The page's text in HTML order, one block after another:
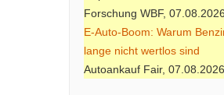
Forschung WBF, 07.08.2026
E-Auto-Boom: Warum
lange nicht wertlos sind
Autoankauf Fair, 07.08.2026